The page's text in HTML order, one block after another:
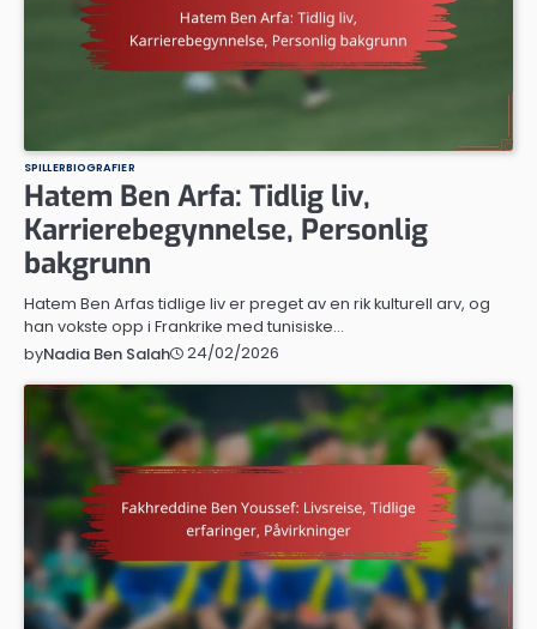
SPILLERBIOGRAFIER
Hatem Ben Arfa: Tidlig liv,
Karrierebegynnelse, Personlig
bakgrunn
Hatem Ben Arfas tidlige liv er preget av en rik kulturell arv, og
han vokste opp i Frankrike med tunisiske…
byNadia Ben Salah 24/02/2026